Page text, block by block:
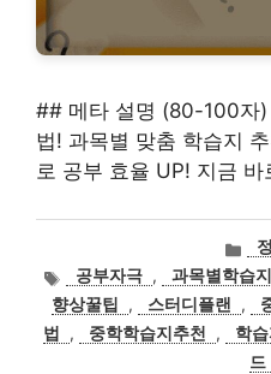
## 메타 설명 (80-100자)
법! 과목별 맞춤 학습지
로 공부 효율 UP! 지금 바
카
테
고
리
태
그
공부자극 , 과목별학습지
향상꿀팁
, 스터디플랜 ,
법
, 중학학습지추천 , 학
드